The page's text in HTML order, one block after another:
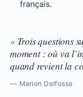
français.
Trois questions
moment : où va
quand revient la
Marion Delfosse